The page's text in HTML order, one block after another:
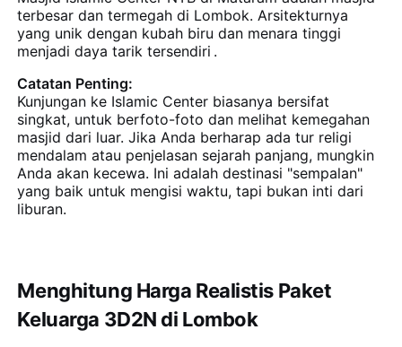
terbesar dan termegah di Lombok. Arsitekturnya
yang unik dengan kubah biru dan menara tinggi
menjadi daya tarik tersendiri.
Catatan Penting:
Kunjungan ke Islamic Center biasanya bersifat
singkat, untuk berfoto-foto dan melihat kemegahan
masjid dari luar. Jika Anda berharap ada tur religi
mendalam atau penjelasan sejarah panjang, mungkin
Anda akan kecewa. Ini adalah destinasi "sempalan"
yang baik untuk mengisi waktu, tapi bukan inti dari
liburan.
Menghitung Harga Realistis Paket
Keluarga 3D2N di Lombok